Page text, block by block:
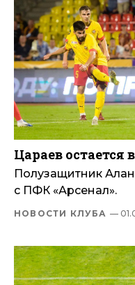
Цараев остается
Полузащитник
с ПФК «Арсенал».
НОВОСТИ КЛУБА —